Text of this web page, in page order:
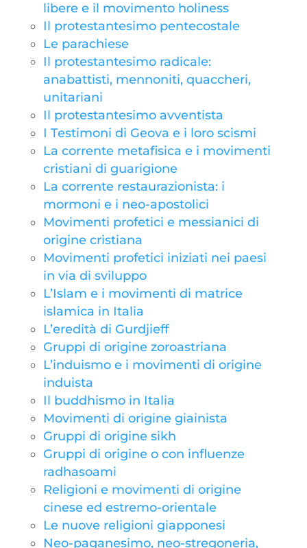
libere e il movimento holiness
Il protestantesimo pentecostale
Le parachiese
Il protestantesimo radicale:
anabattisti, mennoniti, quaccheri,
unitariani
Il protestantesimo avventista
I Testimoni di Geova e i loro scismi
La corrente metafisica e i movimenti
cristiani di guarigione
La corrente restaurazionista: i
mormoni e i neo-apostolici
Movimenti profetici e messianici di
origine cristiana
Movimenti profetici iniziati nei paesi
in via di sviluppo
L’Islam e i movimenti di matrice
islamica in Italia
L’eredità di Gurdjieff
Gruppi di origine zoroastriana
L’induismo e i movimenti di origine
induista
Il buddhismo in Italia
Movimenti di origine giainista
Gruppi di origine sikh
Gruppi di origine o con influenze
radhasoami
Religioni e movimenti di origine
cinese ed estremo-orientale
Le nuove religioni giapponesi
Neo-paganesimo, neo-stregoneria,